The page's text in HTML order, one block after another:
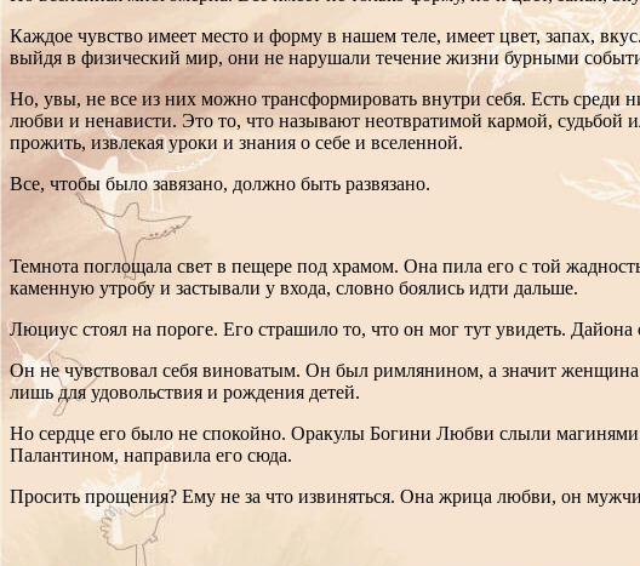
Каждое чувство имеет место и форму в нашем теле, имеет цвет, запах,
выйдя в физический мир, они не нарушали течение жизни бурными
Но, увы, не все из них можно трансформировать внутри себя. Есть среди
любви и ненависти. Это то, что называют неотвратимой кармой,
прожить, извлекая уроки и знания о себе и вселенной.
Все, чтобы было завязано, должно быть развязано.
Темнота поглощала свет в пещере под храмом. Она пила его с той
каменную утробу и застывали у входа, словно боялись идти дальше.
Люциус стоял на пороге. Его страшило то, что он мог тут увидеть.
Он не чувствовал себя виноватым. Он был римлянином, а значит
лишь для удовольствия и рождения детей.
Но сердце его было не спокойно. Оракулы Богини Любви слыли магинями
Палантином, направила его сюда.
Просить прощения? Ему не за что извиняться. Она жрица любви, он